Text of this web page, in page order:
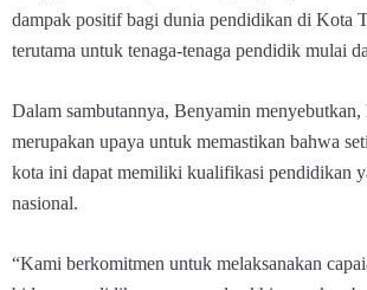
dampak positif bagi dunia pendidikan di Kota
terutama untuk tenaga-tenaga pendidik mulai
Dalam sambutannya, Benyamin menyebutkan,
merupakan upaya untuk memastikan bahwa
kota ini dapat memiliki kualifikasi pendidikan
nasional.
“Kami berkomitmen untuk melaksanakan